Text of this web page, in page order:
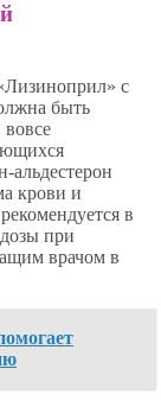
с
быть
альдестерон
крови и
в
при
врачом в